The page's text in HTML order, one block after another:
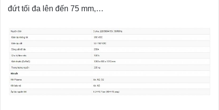
đứt tối đa lên đến 75 mm,…